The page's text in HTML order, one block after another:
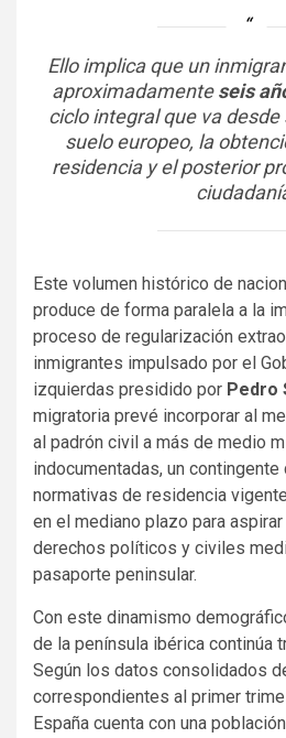
Ello implica que un
aproximadamenteseis
ciclo integral que va
suelo europeo, la
residencia y el posterior
Este volumen histórico de
produce de forma paralela a la
proceso de regularización
inmigrantes impulsado por el
izquierdas presidido por Pedro
migratoria prevé incorporar al
al padrón civil a más de medio
indocumentadas, un contingente
normativas de residencia
en el mediano plazo para
derechos políticos y civiles
pasaporte peninsular.
Con este dinamismo
de la península ibérica continúa
Según los datos consolidados
correspondientes al primer
España cuenta con una